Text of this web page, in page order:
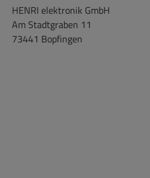
HENRI elektronik GmbH
Am Stadtgraben 11
73441 Bopfingen